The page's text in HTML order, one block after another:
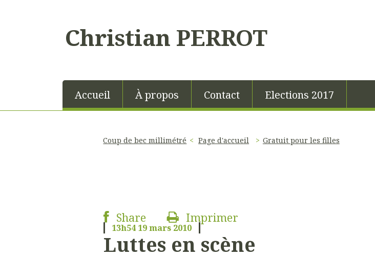
Christian PERROT
Accueil À propos Contact Elections 2017
Coup de bec millimétré Page d'accueil Gratuit pour les filles
Share Imprimer
13h54 19mars 2010
Luttes en scène